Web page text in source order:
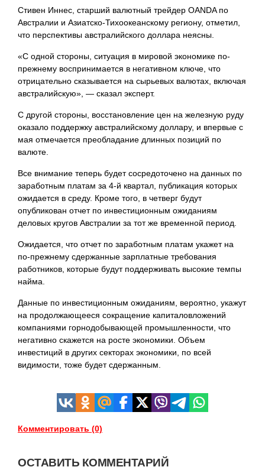
Стивен Иннес, старший валютный трейдер OANDA по
Австралии и Азиатско-Тихоокеанскому региону, отметил,
что перспективы австралийского доллара неясны.
«С одной стороны, ситуация в мировой экономике по-
прежнему воспринимается в негативном ключе, что
отрицательно сказывается на сырьевых валютах, включая
австралийскую», — сказал эксперт.
С другой стороны, восстановление цен на железную руду
оказало поддержку австралийскому доллару, и впервые с
мая отмечается преобладание длинных позиций по
валюте.
Все внимание теперь будет сосредоточено на данных по
заработным платам за 4-й квартал, публикация которых
ожидается в среду. Кроме того, в четверг будут
опубликован отчет по инвестиционным ожиданиям
деловых кругов Австралии за тот же временной период.
Ожидается, что отчет по заработным платам укажет на
по-прежнему сдержанные зарплатные требования
работников, которые будут поддерживать высокие темпы
найма.
Данные по инвестиционным ожиданиям, вероятно, укажут
на продолжающееся сокращение капиталовложений
компаниями горнодобывающей промышленности, что
негативно скажется на росте экономики. Объем
инвестиций в других секторах экономики, по всей
видимости, тоже будет сдержанным.
Комментировать (0)
ОСТАВИТЬ КОММЕНТАРИЙ